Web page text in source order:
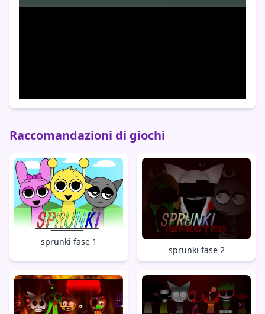
Raccomandazioni di giochi
sprunki fase 1
sprunki fase 2